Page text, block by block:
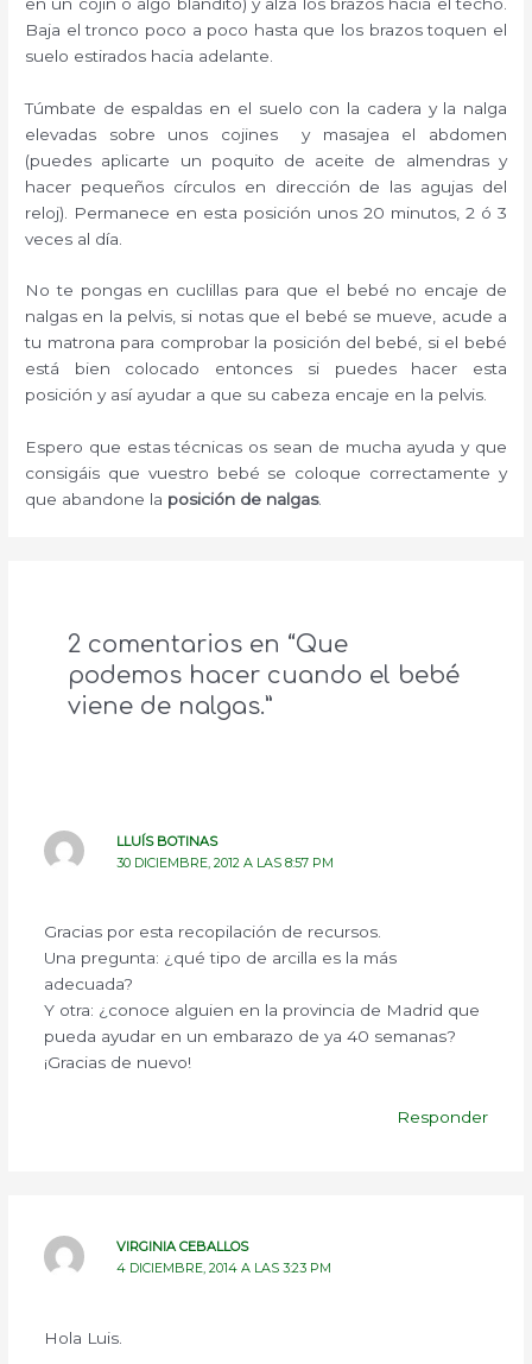
Baja el tronco poco a poco hasta que los brazos toquen el
suelo estirados hacia adelante.
Túmbate de espaldas en el suelo con la cadera y la nalga
elevadas sobre unos cojines y masajea el abdomen
(puedes aplicarte un poquito de aceite de almendras y
hacer pequeños círculos en dirección de las agujas del
reloj). Permanece en esta posición unos 20 minutos, 2 ó 3
veces al día.
No te pongas en cuclillas para que el bebé no encaje de
nalgas en la pelvis, si notas que el bebé se mueve, acude a
tu matrona para comprobar la posición del bebé, si el bebé
está bien colocado entonces si puedes hacer esta
posición y así ayudar a que su cabeza encaje en la pelvis.
Espero que estas técnicas os sean de mucha ayuda y que
consigáis que vuestro bebé se coloque correctamente y
que abandone la posición de nalgas.
2 comentarios en “Que
podemos hacer cuando el bebé
viene de nalgas.”
LLUÍS BOTINAS
30 DICIEMBRE, 2012 A LAS 8:57 PM
Gracias por esta recopilación de recursos.
Una pregunta: ¿qué tipo de arcilla es la más
adecuada?
Y otra: ¿conoce alguien en la provincia de Madrid que
pueda ayudar en un embarazo de ya 40 semanas?
¡Gracias de nuevo!
Responder
VIRGINIA CEBALLOS
4 DICIEMBRE, 2014 A LAS 3:23 PM
Hola Luis.